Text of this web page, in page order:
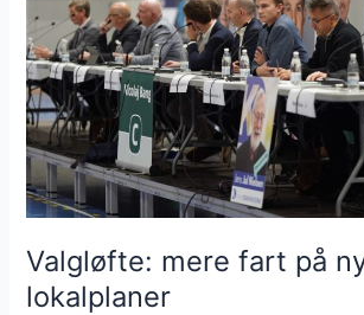
Valgløfte: mere fart på
lokalplaner
fart
på
nye
lokalplaner